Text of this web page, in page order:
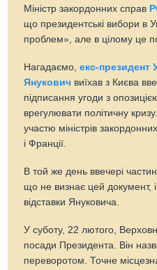
Міністр закордонних справ
що президентські вибори в
проблем», але в цілому це
Нагадаємо,екс-президент
Янукович виїхав з Києва
підписання угоди з
врегулювати політичну
участю міністрів
і Франції.
В той же день ввечері
що не визнає цей документ,
відставки Януковича.
У суботу, 22 лютого,
посади Президента. Він
переворотом. Точне